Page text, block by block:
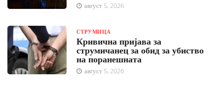
август 5, 2026
СТРУМИЦА
Кривична пријава за
струмичанец за обид за убиство
на поранешната
август 5, 2026